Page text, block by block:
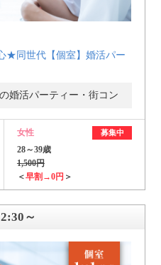
★同世代【個室】婚活パー
婚活パーティー・街コン
女性 募集中
28～39歳
1,500円
＜早割→0円 ＞
～